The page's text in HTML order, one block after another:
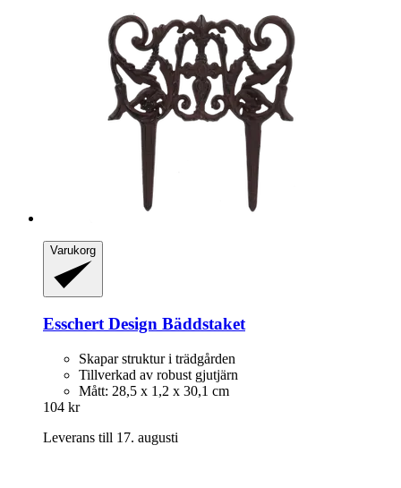
Varukorg
Esschert Design Bäddstaket
Skapar struktur i trädgården
Tillverkad av robust gjutjärn
Mått: 28,5 x 1,2 x 30,1 cm
104 kr
Leverans till 17. augusti